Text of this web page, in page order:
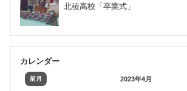
北稜高校「卒業式」
カレンダー
前月 2023年4月